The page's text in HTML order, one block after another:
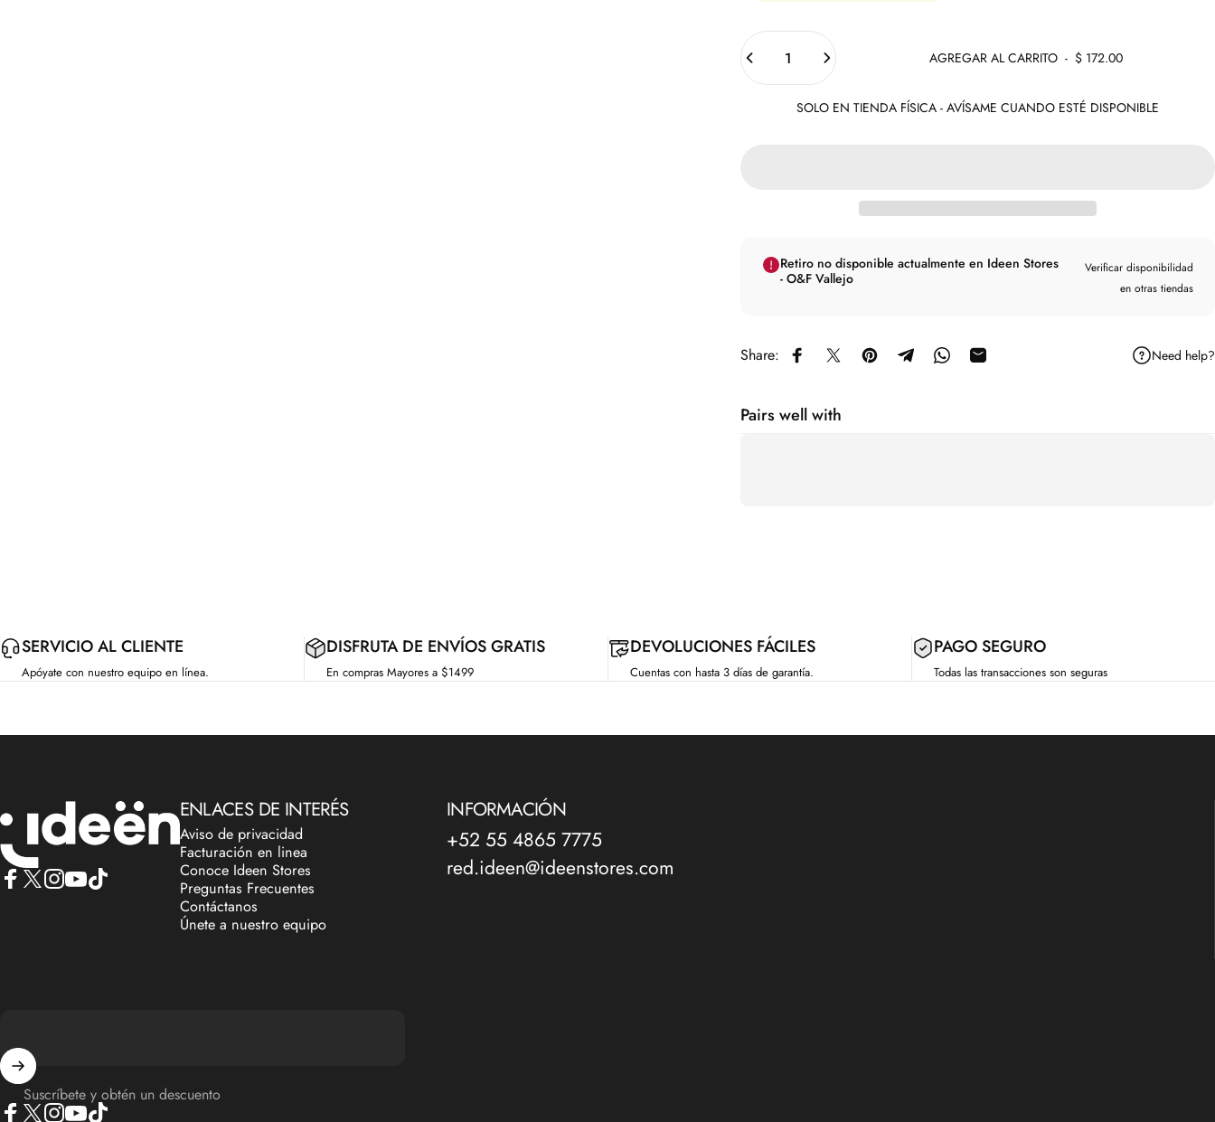
Cantidad
AGREGAR AL CARRITO- $ 172.00
SOLO EN TIENDA FÍSICA - AVÍSAME CUANDO ESTÉ DISPONIBLE
Retiro no disponible actualmente en Ideen Stores
- O&F Vallejo
Verificar disponibilidad
en otras tiendas
Share: Compartir en Facebook
Compartir en X
Guardar en Pinterest
Compartir en Telegram
Compartir en WhatsApp
Compartir por correo electrónicoNeed help?
Pairs well with
SERVICIO AL CLIENTE
Apóyate con nuestro equipo en línea.
DISFRUTA DE ENVÍOS GRATIS
En compras Mayores a $1499
DEVOLUCIONES FÁCILES
Cuentas con hasta 3 días de garantía.
PAGO SEGURO
Todas las transacciones son seguras
IdeenstoresMX ENLACES DE INTERÉS
Aviso de privacidad
Facturación en linea
Conoce Ideen Stores
Preguntas Frecuentes
Contáctanos
Únete a nuestro equipo
INFORMACIÓN
+52 55 4865 7775
red.ideen@ideenstores.com
Suscríbete y obtén un descuento